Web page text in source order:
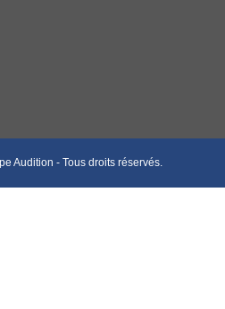
Audition - Tous droits réservés.